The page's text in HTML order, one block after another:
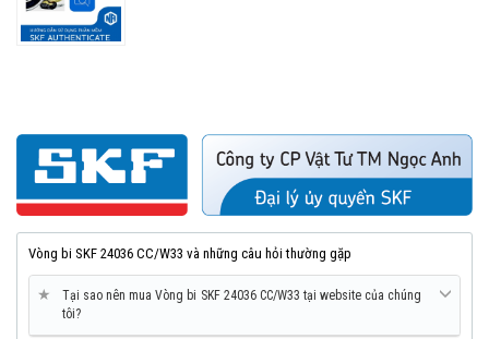
Vòng bi SKF 24036 CC/W33 và những câu hỏi thường gặp
★
Tại sao nên mua Vòng bi SKF 24036 CC/W33 tại website của chúng
tôi?